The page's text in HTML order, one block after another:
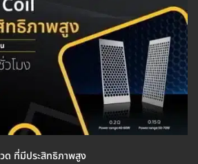
ด ที่มีประสิทธิภาพสูง